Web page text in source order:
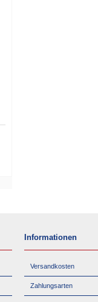
Informationen
Versandkosten
Zahlungsarten